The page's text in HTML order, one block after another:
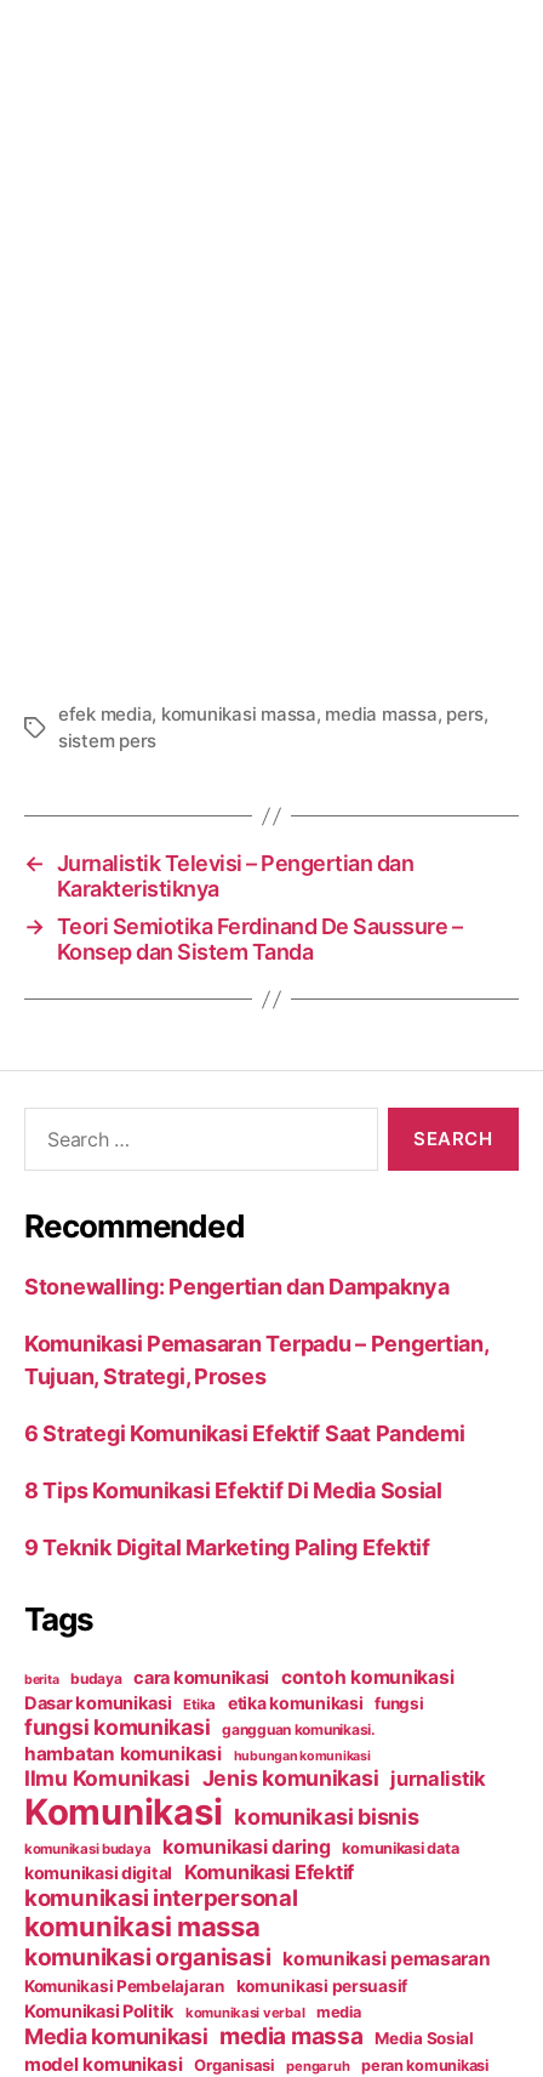
Tags
efek media, komunikasi massa, media massa, pers,
sistem pers
← Jurnalistik Televisi – Pengertian dan
Karakteristiknya
→ Teori Semiotika Ferdinand De Saussure –
Konsep dan Sistem Tanda
Recommended
Stonewalling: Pengertian dan Dampaknya
Komunikasi Pemasaran Terpadu – Pengertian,
Tujuan, Strategi, Proses
6 Strategi Komunikasi Efektif Saat Pandemi
8 Tips Komunikasi Efektif Di Media Sosial
9 Teknik Digital Marketing Paling Efektif
Tags
berita budaya cara komunikasi contoh komunikasi
Dasar komunikasi Etika etika komunikasi fungsi
fungsi komunikasi gangguan komunikasi.
hambatan komunikasi hubungan komunikasi
Ilmu Komunikasi Jenis komunikasi jurnalistik
Komunikasi komunikasi bisnis
komunikasi budaya komunikasi daring komunikasi data
komunikasi digital Komunikasi Efektif
komunikasi interpersonal
komunikasi massa
komunikasi organisasi komunikasi pemasaran
Komunikasi Pembelajaran komunikasi persuasif
Komunikasi Politik komunikasi verbal media
Media komunikasi media massa Media Sosial
model komunikasi Organisasi pengaruh peran komunikasi